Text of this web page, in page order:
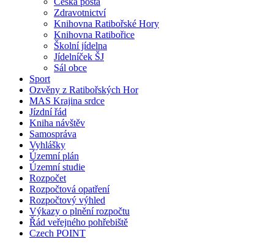
Zdravotnictví
Knihovna Ratibořské Hory
Knihovna Ratibořice
Školní jídelna
Jídelníček ŠJ
Sál obce
Sport
Ozvěny z Ratibořských Hor
MAS Krajina srdce
Jízdní řád
Kniha návštěv
Samospráva
Vyhlášky
Územní plán
Územní studie
Rozpočet
Rozpočtová opatření
Rozpočtový výhled
Výkazy o plnění rozpočtu
Řád veřejného pohřebiště
Czech POINT